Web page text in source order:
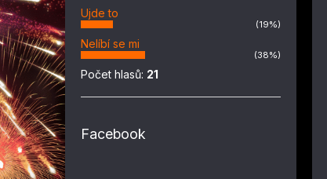
Ujde to
(19%)
Nelíbí se mi
(38%)
Počet hlasů: 21
Facebook